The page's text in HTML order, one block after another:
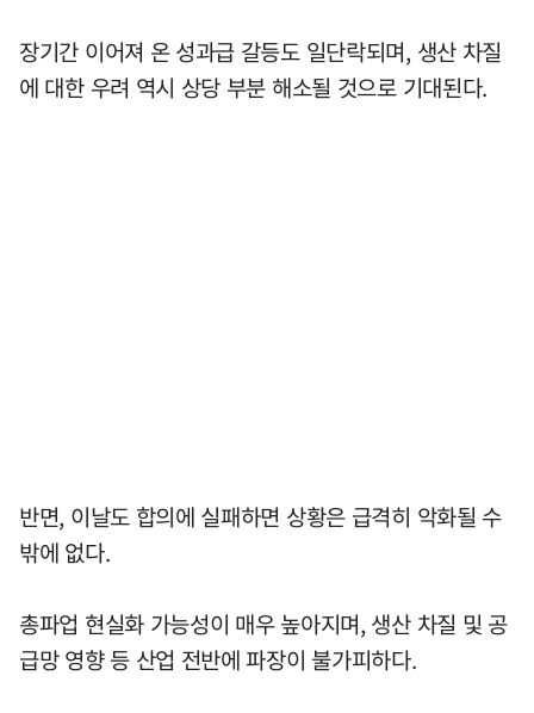
장기간 이어져 온 성과급 갈등도 일단락되며, 생산 차질
에 대한 우려 역시 상당 부분 해소될 것으로 기대된다.
반면, 이날도 합의에 실패하면 상황은 급격히 악화될 수
밖에 없다.
총파업 현실화 가능성이 매우 높아지며, 생산 차질 및 공
급망 영향 등 산업 전반에 파장이 불가피하다.